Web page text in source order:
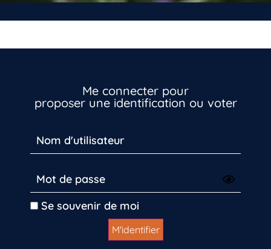
Me connecter pour
proposer une identification ou voter
Se souvenir de moi
Inscrivez-vous dès maintenant